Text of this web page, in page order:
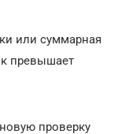
или суммарная
превышает
проверку